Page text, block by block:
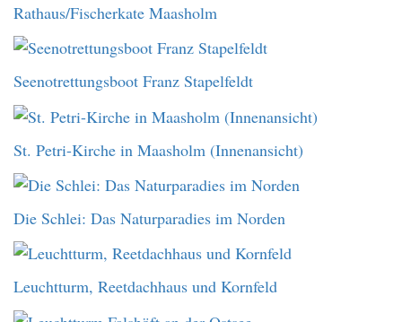
Rathaus/Fischerkate Maasholm
Seenotrettungsboot Franz Stapelfeldt
St. Petri-Kirche in Maasholm (Innenansicht)
Die Schlei: Das Naturparadies im Norden
Leuchtturm, Reetdachhaus und Kornfeld